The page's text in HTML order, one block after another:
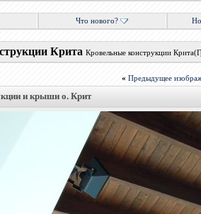
Что нового?
Крита Кровельные конструкции
« Предыдущее
и крыши о. Крит